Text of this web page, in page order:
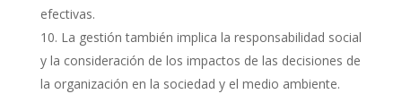
efectivas.
La gestión también implica la responsabilidad social
y la consideración de los impactos de las decisiones de
la organización en la sociedad y el medio ambiente.